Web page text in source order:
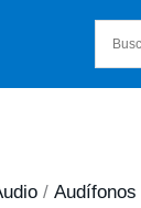
/ Audífonos